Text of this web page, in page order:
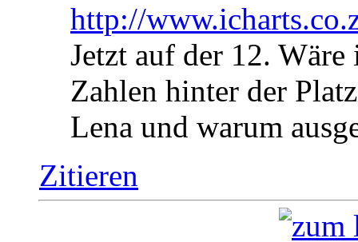
http://
Jetzt auf der 12.
Zahlen hinter der
Lena und warum
Zitieren